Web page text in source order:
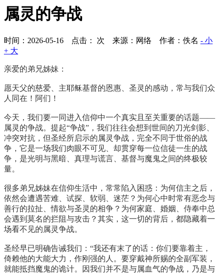
属灵的争战
时间：2026-05-16 点击： 次 来源：网络 作者：佚名 - 小
+ 大
亲爱的弟兄姊妹：
愿天父的慈爱、主耶稣基督的恩惠、圣灵的感动，常与我们众
人同在！阿们！
今天，我们要一同进入信仰中一个真实且至关重要的话题——
属灵的争战。提起“争战”，我们往往会想到世间的刀光剑影、
冲突对抗，但圣经所启示的属灵争战，完全不同于世俗的战
争，它是一场我们肉眼不可见、却贯穿每一位信徒一生的战
争，是光明与黑暗、真理与谎言、基督与魔鬼之间的终极较
量。
很多弟兄姊妹在信仰生活中，常常陷入困惑：为何信主之后，
依然会遭遇苦难、试探、软弱、迷茫？为何心中时常有恶念与
善行的拉扯、情欲与圣灵的相争？为何家庭、婚姻、侍奉中总
会遇到莫名的拦阻与攻击？其实，这一切的背后，都隐藏着一
场看不见的属灵争战。
圣经早已明确告诫我们：“我还有末了的话：你们要靠着主，
倚赖他的大能大力，作刚强的人。要穿戴神所赐的全副军装，
就能抵挡魔鬼的诡计。因我们并不是与属血气的争战，乃是与